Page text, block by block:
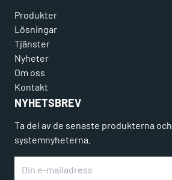
Produkter
Lösningar
Tjänster
Nyheter
Om oss
Kontakt
NYHETSBREV
Ta del av de senaste produkterna och
systemnyheterna.